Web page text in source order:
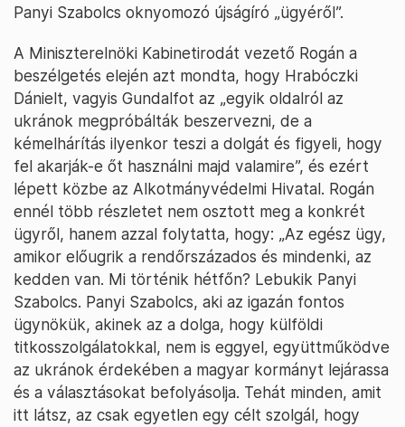
Panyi Szabolcs oknyomozó újságíró „ügyéről”.
A Miniszterelnöki Kabinetirodát vezető Rogán a
beszélgetés elején azt mondta, hogy Hrabóczki
Dánielt, vagyis Gundalfot az „egyik oldalról az
ukránok megpróbálták beszervezni, de a
kémelhárítás ilyenkor teszi a dolgát és figyeli, hogy
fel akarják-e őt használni majd valamire”, és ezért
lépett közbe az Alkotmányvédelmi Hivatal. Rogán
ennél több részletet nem osztott meg a konkrét
ügyről, hanem azzal folytatta, hogy: „Az egész ügy,
amikor előugrik a rendőrszázados és mindenki, az
kedden van. Mi történik hétfőn? Lebukik Panyi
Szabolcs. Panyi Szabolcs, aki az igazán fontos
ügynökük, akinek az a dolga, hogy külföldi
titkosszolgálatokkal, nem is eggyel, együttműködve
az ukránok érdekében a magyar kormányt lejárassa
és a választásokat befolyásolja. Tehát minden, amit
itt látsz, az csak egyetlen egy célt szolgál, hogy